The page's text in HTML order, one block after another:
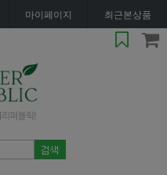
마이페이지 최근본상품